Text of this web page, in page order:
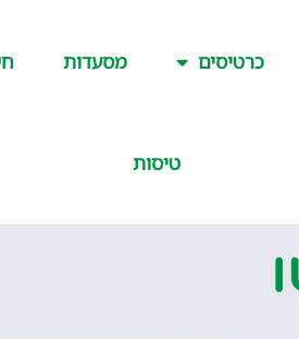
כרטיסים מסעדות
טיסות